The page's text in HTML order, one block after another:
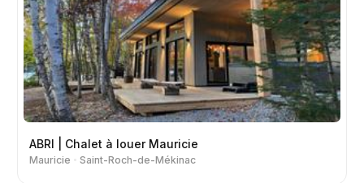
ABRI | Chalet à louer Mauricie
Mauricie Saint-Roch-de-Mékinac